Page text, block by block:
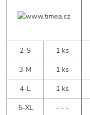
2-S
1 ks
3-M
1 ks
4-L
1 ks
5-XL
- - -